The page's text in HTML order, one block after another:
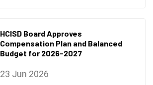
HCISD Board Approves
Compensation Plan and Balanced
Budget for 2026-2027
23 Jun 2026